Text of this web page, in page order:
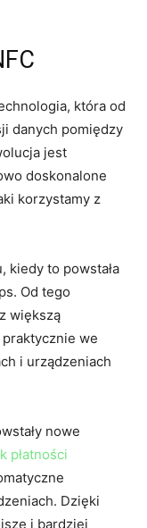
która od
danych pomiędzy
jest
doskonalone
korzystamy z
kiedy to powstała
Od tego
większą
praktycznie we
i urządzeniach
nowe
płatności
Dzięki
i bardziej